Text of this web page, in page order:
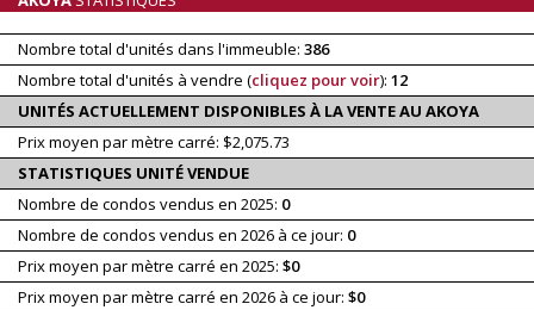
Nombre total d'unités dans l'immeuble: 386
Nombre total d'unités à vendre (cliquez pour voir): 12
UNITÉS ACTUELLEMENT DISPONIBLES À LA VENTE AU AKOYA
Prix moyen par mètre carré: $2,075.73
STATISTIQUES UNITÉ VENDUE
Nombre de condos vendus en 2025: 0
Nombre de condos vendus en 2026 à ce jour: 0
Prix moyen par mètre carré en 2025: $0
Prix moyen par mètre carré en 2026 à ce jour: $0